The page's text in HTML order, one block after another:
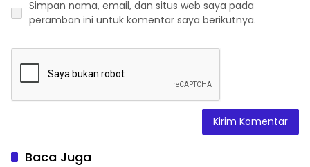
Simpan nama, email, dan situs web saya pada
peramban ini untuk komentar saya berikutnya.
Baca Juga